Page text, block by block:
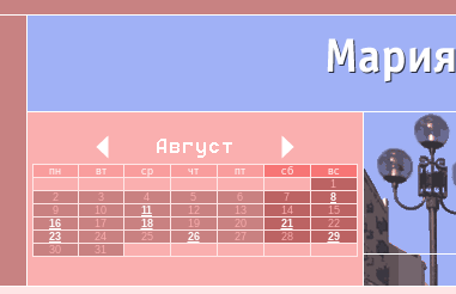
пн вт ср чт пт сб
вс
1
2
3 4 5 6 7
8
9
10 11 12 13 14
15
16
17 18 19 20 21
22
23
24 25 26 27 28
29
30
31